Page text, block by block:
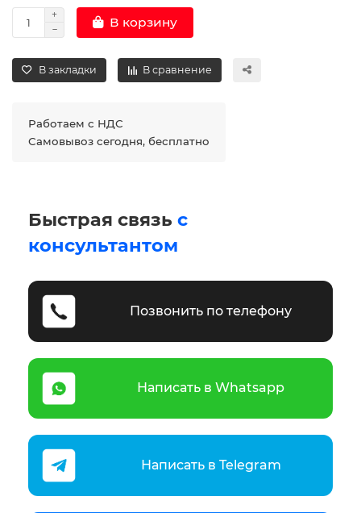
В корзину
В закладки В сравнение
Работаем с НДС
Самовывоз сегодня, бесплатно
Быстрая связь с
консультантом
Позвонить по телефону
Написать в Whatsapp
Написать в Telegram